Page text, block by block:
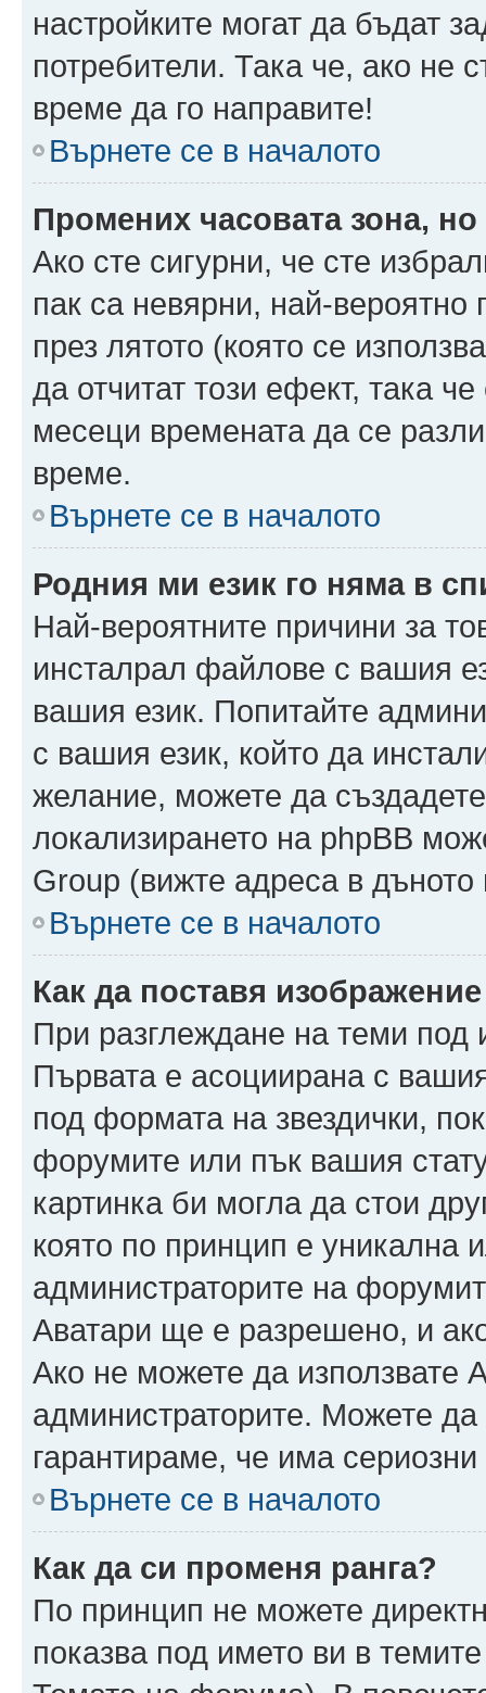
настройките могат да бъдат
потребители. Така че, ако не
време да го направите!
Върнете се в началото
Промених часовата зона,
Ако сте сигурни, че сте
пак са невярни, най-
през лятото (която се
да отчитат този ефект, така
месеци времената да се
време.
Върнете се в началото
Родния ми език го няма в
Най-вероятните причини за
инсталрал файлове с вашия
вашия език. Попитайте
с вашия език, който да
желание, можете да
локализирането на phpBB
Group (вижте адреса в дъното
Върнете се в началото
Как да поставя
При разглеждане на теми под
Първата е асоциирана с
под формата на звездички,
форумите или пък вашия
картинка би могла да стои
която по принцип е уникална
администраторите на
Аватари ще е разрешено, и
Ако не можете да използвате
администраторите. Можете да
гарантираме, че има сериозни
Върнете се в началото
Как да си променя ранга?
По принцип не можете
показва под името ви в